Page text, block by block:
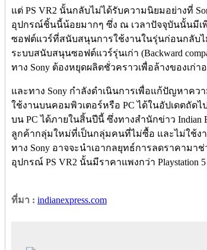
แต่ PS VR2 นั้นกลับไม่ได้รับความนิยมอย่างที่
อุปกรณ์ชิ้นนี้น้อยมากๆ ซึ่ง ณ เวลาปัจจุบันนั้นมีเ
ซอฟต์แวร์ที่สนับสนุนการใช้งานในรุ่นก่อนกลับไ
ระบบสนับสนุนซอฟต์แวร์รุ่นเก่า (Backward
ทาง Sony ต้องหยุดผลิตชั่วคราวเพื่อล้างของเก่า
และทาง Sony กำลังดำเนินการเพื่อแก้ปัญหาค
ใช้งานบนคอมพิวเตอร์หรือ PC ได้ในอัปเดตถัด
บน PC ได้ภายในสิ้นปีนี้ ซึ่งทางสำนักข่าว Indian
ลูกค้ากลุ่มใหม่ที่เป็นกลุ่มคนที่ไม่ซื้อ และไม่ใช้งา
ทาง Sony อาจจะนำเอากลยุทธ์การลดราคาม
อุปกรณ์ PS VR2 นั้นมีราคาแพงกว่า Playstation 5
ที่มา : indianexpress.com